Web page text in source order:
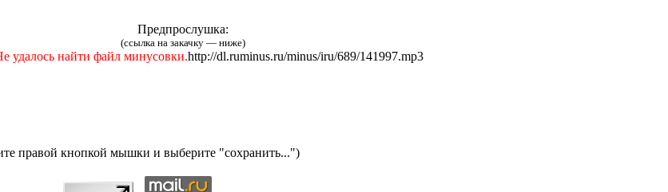
Предпрослушка:
(ссылка на закачку — ниже)
удалось найти файл минусовки.http://dl.ruminus.ru/minus/iru/689/141997.mp3
правой кнопкой мышки и выберите "сохранить...")